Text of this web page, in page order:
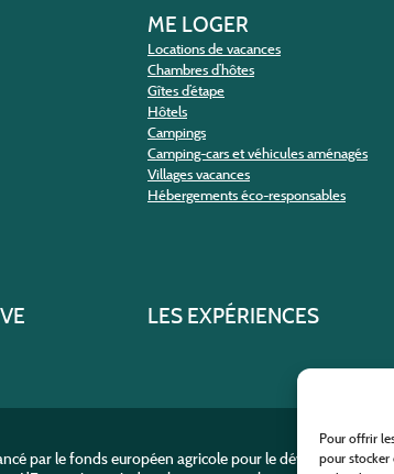
Pour offrir
pour stocker
ME LOGER
Locations de vacances
Chambres d’hôtes
Gîtes d’étape
Hôtels
Campings
Camping-cars et véhicules aménagés
Villages vacances
Hébergements éco-responsables
LES EXPÉRIENCES
par le fonds européen agricole pour le développement